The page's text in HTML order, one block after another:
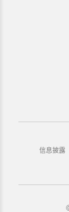
信息披露